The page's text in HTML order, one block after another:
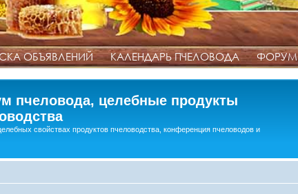
ОБЪЯВЛЕНИЙ КАЛЕНДАРЬ ПЧЕЛОВОДА ФОРУМ
пчеловода, целебные продукты
свойствах продуктов пчеловодства, конференция пчеловодов и